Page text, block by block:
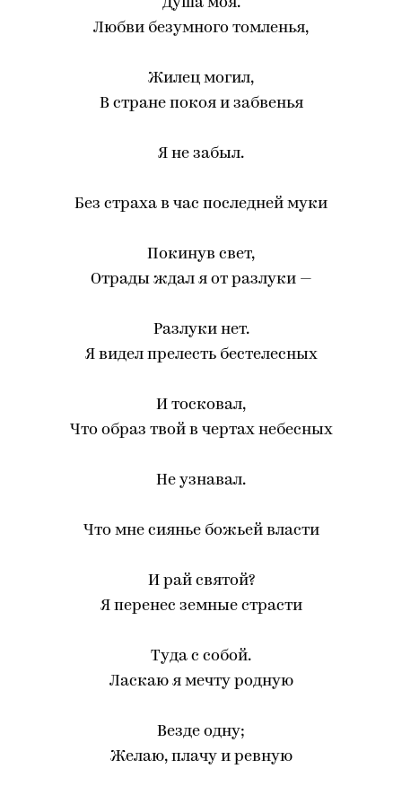
Любви безумного томленья,
Жилец могил,
В стране покоя и забвенья
Я не забыл.
Без страха в час последней муки
Покинув свет,
Отрады ждал я от разлуки —
Разлуки нет.
Я видел прелесть бестелесных
И тосковал,
Что образ твой в чертах небесных
Не узнавал.
Что мне сиянье божьей власти
И рай святой?
Я перенес земные страсти
Туда с собой.
Ласкаю я мечту родную
Везде одну;
Желаю, плачу и ревную